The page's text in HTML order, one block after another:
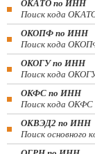
ОКАТО по ИНН
Поиск кода
ОКОПФ по ИНН
Поиск кода
ОКОГУ по ИНН
Поиск кода
ОКФС по ИНН
Поиск кода
ОКВЭД2 по ИНН
Поиск